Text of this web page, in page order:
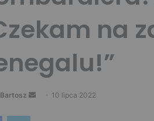
na
Bartosz
Send 10 lipca 2022
FacebookTwitter